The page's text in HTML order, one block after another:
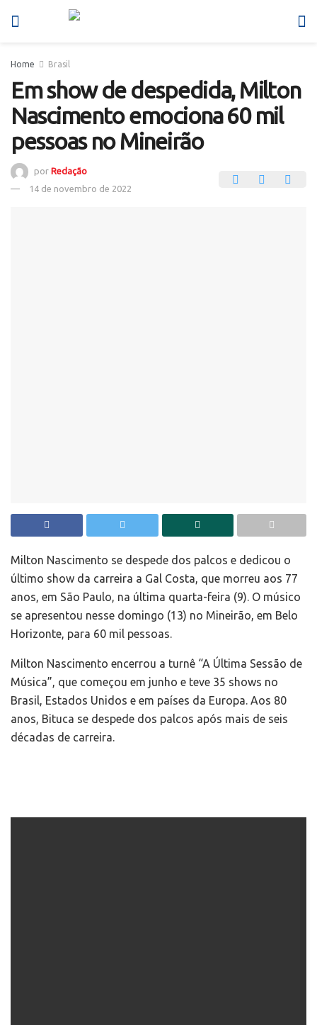
Home Brasil
Em show de despedida, Milton
Nascimento emociona 60 mil
pessoas no Mineirão
por Redação
14 de novembro de 2022
Milton Nascimento se despede dos palcos e dedicou o
último show da carreira a Gal Costa, que morreu aos 77
anos, em São Paulo, na última quarta-feira (9). O músico
se apresentou nesse domingo (13) no Mineirão, em Belo
Horizonte, para 60 mil pessoas.
Milton Nascimento encerrou a turnê “A Última Sessão de
Música”, que começou em junho e teve 35 shows no
Brasil, Estados Unidos e em países da Europa. Aos 80
anos, Bituca se despede dos palcos após mais de seis
décadas de carreira.